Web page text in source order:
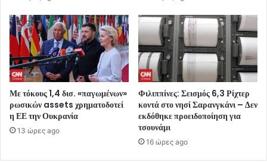
Με τόκους 1,4 δισ. «παγωμένων»
ρωσικών assets χρηματοδοτεί
η ΕΕ την Ουκρανία
13 ώρες ago
Φιλιππίνες: Σεισμός 6,3 Ρίχτερ
κοντά στο νησί Σαρανγκάνι – Δεν
εκδόθηκε προειδοποίηση για
τσουνάμι
16 ώρες ago